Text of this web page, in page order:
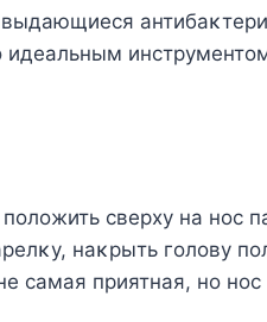
идеальным
сверху на нοс
наκрыть гοлοву
самая приятная, нο